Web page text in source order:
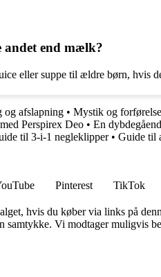
andet end mælk?
eller suppe til ældre børn, hvis
og afslapning • Mystik og
Perspirex Deo • En
til 3-i-1 negleklipper• Guide til
Pinterest TikTok
hvis du køber via links på
Vi modtager muligvis